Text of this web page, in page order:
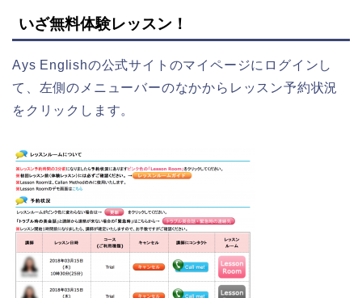
いざ無料体験レッスン！
Ays Englishの公式サイトのマイページにログインし
て、左側のメニューバーのなかからレッスン予約状況
をクリックします。